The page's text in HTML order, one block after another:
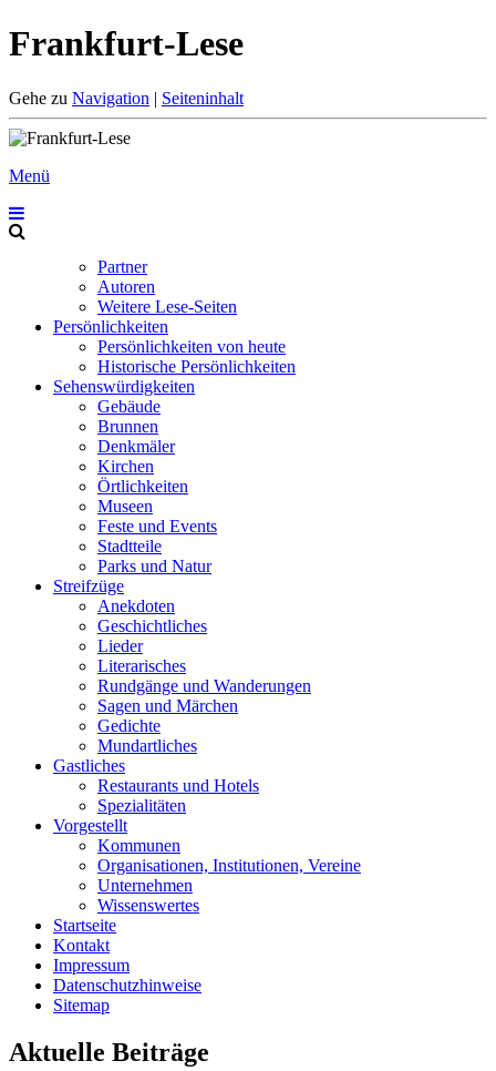
Frankfurt-Lese
Gehe zu Navigation | Seiteninhalt
Menü
Partner
Autoren
Weitere Lese-Seiten
Persönlichkeiten
Persönlichkeiten von heute
Historische Persönlichkeiten
Sehenswürdigkeiten
Gebäude
Brunnen
Denkmäler
Kirchen
Örtlichkeiten
Museen
Feste und Events
Stadtteile
Parks und Natur
Streifzüge
Anekdoten
Geschichtliches
Lieder
Literarisches
Rundgänge und Wanderungen
Sagen und Märchen
Gedichte
Mundartliches
Gastliches
Restaurants und Hotels
Spezialitäten
Vorgestellt
Kommunen
Organisationen, Institutionen, Vereine
Unternehmen
Wissenswertes
Startseite
Kontakt
Impressum
Datenschutzhinweise
Sitemap
Aktuelle Beiträge